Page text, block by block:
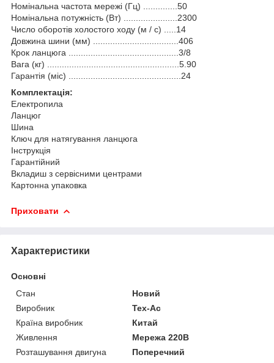
Номінальна частота мережі (Гц) ..............50
Номінальна потужність (Вт) ......................2300
Число оборотів холостого ходу (м / с) .....14
Довжина шини (мм) ...................................406
Крок ланцюга .............................................3/8
Вага (кг) ......................................................5.90
Гарантія (міс) ..............................................24
Комплектація:
Електропила
Ланцюг
Шина
Ключ для натягування ланцюга
Інструкція
Гарантійний
Вкладиш з сервісними центрами
Картонна упаковка
Приховати
Характеристики
Основні
Стан
Новий
Виробник
Tex-Ac
Країна виробник
Китай
Живлення
Мережа 220В
Розташування двигуна
Поперечний